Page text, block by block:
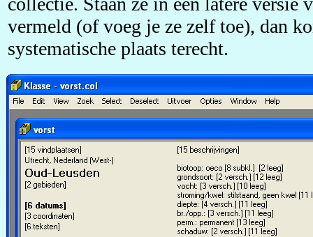
vermeld (of voeg je ze zelf toe), dan
systematische plaats terecht.